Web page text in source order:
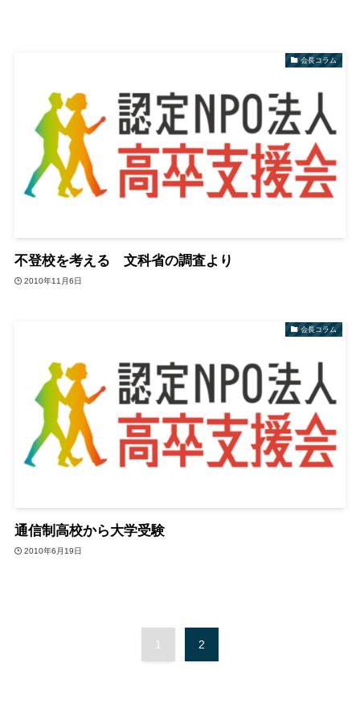
会長コラム
不登校を考える 文科省の調査より
2010年11月6日
会長コラム
通信制高校から大学受験
2010年6月19日
1 2